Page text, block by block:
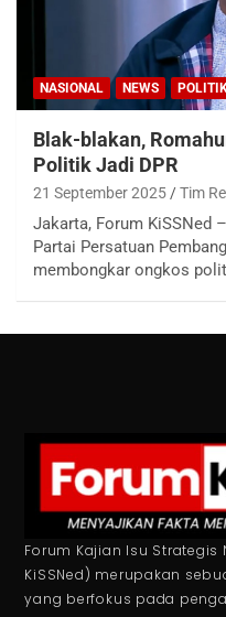
NASIONAL NEWS
Blak-blakan,
Politik Jadi DPR
21 September 2025 Tim
Jakarta, Forum KiSSNed
Partai Persatuan
membongkar ongkos
Forum Kajian Isu Strategis
KiSSNed) merupakan
yang berfokus pada